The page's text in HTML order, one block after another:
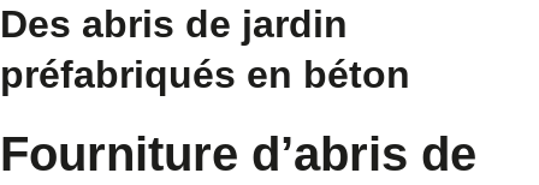
Des abris de jardin
préfabriqués en béton
Fourniture d’abris de